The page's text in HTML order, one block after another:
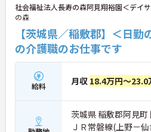
社会福祉法人長寿の森阿見翔裕園＜デイ
の森
【茨城県／稲敷郡】＜日
の介護職のお仕事です
給料 月収 18.4万円～23.0
茨城県 稲敷郡阿見町
ＪＲ常磐線(上野－